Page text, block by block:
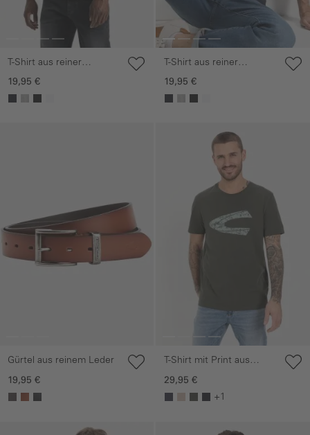
T-Shirt aus reiner
Baumwolle
19,95 €
T-Shirt aus reiner
Baumwolle
19,95 €
Gürtel aus reinem Leder
19,95 €
T-Shirt mit Print aus
nachhaltigem Organic
29,95 €
+1
überspringen Galerie überspringen